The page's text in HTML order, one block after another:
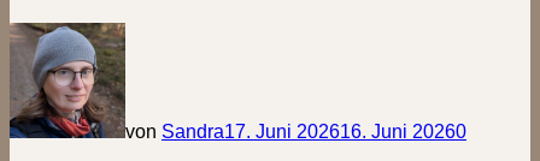
von Sandra17. Juni 202616. Juni 20260